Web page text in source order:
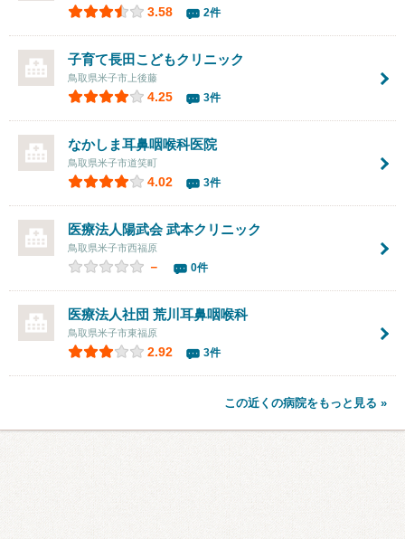
3.58 2件
子育て長田こどもクリニック
鳥取県米子市上後藤
4.25 3件
なかしま耳鼻咽喉科医院
鳥取県米子市道笑町
4.02 3件
医療法人陽武会 武本クリニック
鳥取県米子市西福原
－ 0件
医療法人社団 荒川耳鼻咽喉科
鳥取県米子市東福原
2.92 3件
この近くの病院をもっと見る »